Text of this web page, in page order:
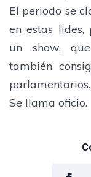
El periodo se
en estas
un show,
también
parlamentarios.
Se llama oficio.